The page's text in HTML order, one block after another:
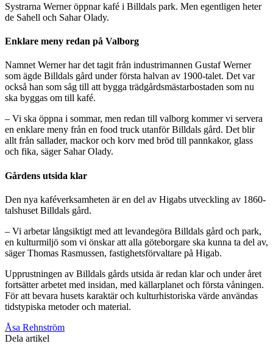
Systrarna Werner öppnar kafé i Billdals park. Men egentligen heter
de Sahell och Sahar Olady.
Enklare meny redan på Valborg
Namnet Werner har det tagit från industrimannen Gustaf Werner
som ägde Billdals gård under första halvan av 1900-talet. Det var
också han som såg till att bygga trädgårdsmästarbostaden som nu
ska byggas om till kafé.
– Vi ska öppna i sommar, men redan till valborg kommer vi servera
en enklare meny från en food truck utanför Billdals gård. Det blir
allt från sallader, mackor och korv med bröd till pannkakor, glass
och fika, säger Sahar Olady.
Gårdens utsida klar
Den nya kaféverksamheten är en del av Higabs utveckling av 1860-
talshuset Billdals gård.
– Vi arbetar långsiktigt med att levandegöra Billdals gård och park,
en kulturmiljö som vi önskar att alla göteborgare ska kunna ta del av,
säger Thomas Rasmussen, fastighetsförvaltare på Higab.
Upprustningen av Billdals gårds utsida är redan klar och under året
fortsätter arbetet med insidan, med källarplanet och första våningen.
För att bevara husets karaktär och kulturhistoriska värde användas
tidstypiska metoder och material.
Åsa Rehnström
Dela artikel